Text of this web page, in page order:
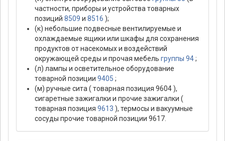
частности, приборы и устройства товарных
позиций 8509 и 8516 );
(к) небольшие подвесные вентилируемые и
охлаждаемые ящики или шкафы для сохранения
продуктов от насекомых и воздействий
окружающей среды и прочая мебель группы 94;
(л) лампы и осветительное оборудование
товарной позиции 9405 ;
(м) ручные сита ( товарная позиция 9604 ),
сигаретные зажигалки и прочие зажигалки (
товарная позиция 9613 ), термосы и вакуумные
сосуды прочие товарной позиции 9617.